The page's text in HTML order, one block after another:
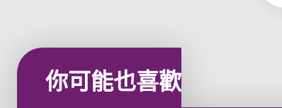
你可能也喜歡